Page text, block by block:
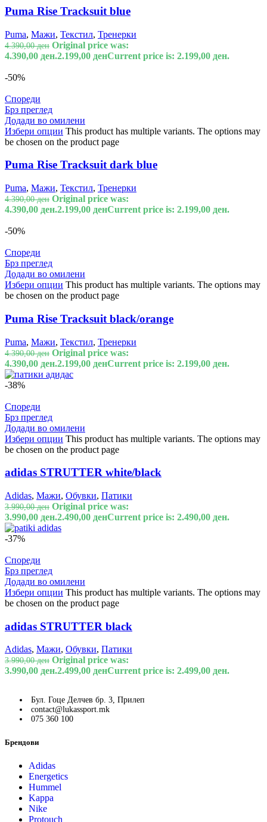
Puma Rise Tracksuit blue
Puma, Мажи, Текстил, Тренерки
4.390,00ден Original price was:
4.390,00 ден.2.199,00 денCurrent price is: 2.199,00 ден.
-50%
Спореди
Брз преглед
Додади во омилени
Избери опции This product has multiple variants. The options may
be chosen on the product page
Puma Rise Tracksuit dark blue
Puma, Мажи, Текстил, Тренерки
4.390,00ден Original price was:
4.390,00 ден.2.199,00 денCurrent price is: 2.199,00 ден.
-50%
Спореди
Брз преглед
Додади во омилени
Избери опции This product has multiple variants. The options may
be chosen on the product page
Puma Rise Tracksuit black/orange
Puma, Мажи, Текстил, Тренерки
4.390,00ден Original price was:
4.390,00 ден.2.199,00 денCurrent price is: 2.199,00 ден.
-38%
Спореди
Брз преглед
Додади во омилени
Избери опции This product has multiple variants. The options may
be chosen on the product page
adidas STRUTTER white/black
Adidas, Мажи, Обувки, Патики
3.990,00ден Original price was:
3.990,00 ден.2.490,00 денCurrent price is: 2.490,00 ден.
-37%
Спореди
Брз преглед
Додади во омилени
Избери опции This product has multiple variants. The options may
be chosen on the product page
adidas STRUTTER black
Adidas, Мажи, Обувки, Патики
3.990,00ден Original price was:
3.990,00 ден.2.499,00 денCurrent price is: 2.499,00 ден.
Бул. Гоце Делчев бр. 3, Прилеп
contact@lukassport.mk
075 360 100
Брендови
Adidas
Energetics
Hummel
Kappa
Nike
Protouch